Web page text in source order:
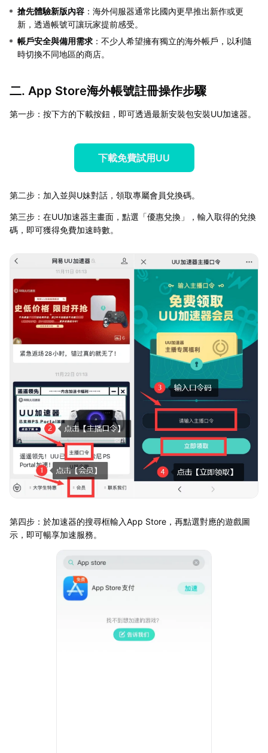
搶先體驗新版內容 ：海外伺服器通常比國內更早推出新作或更
新，透過帳號可讓玩家提前感受。
帳戶安全與備用需求 ：不少人希望擁有獨立的海外帳戶，以利隨
時切換不同地區的商店。
二. App Store海外帳號註冊操作步驟
第一步：按下方的下載按鈕，即可透過最新安裝包安裝UU加速器。
下載免費試用UU
第二步：加入並與U妹對話，領取專屬會員兌換碼。
第三步：在UU加速器主畫面，點選「優惠兌換」，輸入取得的兌換
碼，即可獲得免費加速時數。
第四步：於加速器的搜尋框輸入App Store，再點選對應的遊戲圖
示，即可暢享加速服務。